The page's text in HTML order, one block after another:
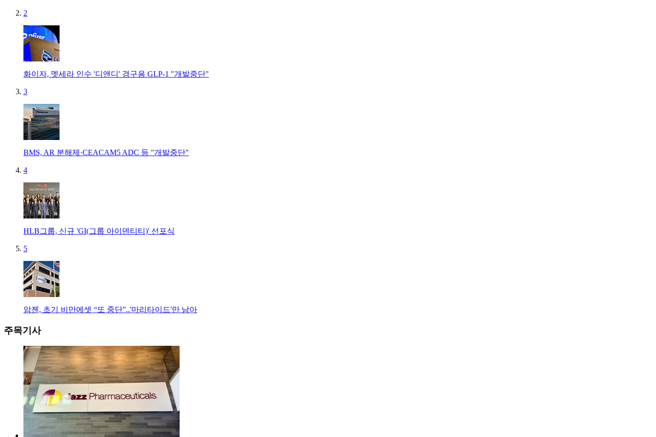
2
화이자, 멧세라 인수 '디앤디' 경구용 GLP-1 "개발중단"
3
BMS, AR 분해제·CEACAM5 ADC 등 "개발중단"
4
HLB그룹, 신규 'GI(그룹 아이덴티티)' 선포식
5
암젠, 초기 비만에셋 “또 중단”..'마리타이드'만 남아
주목기사